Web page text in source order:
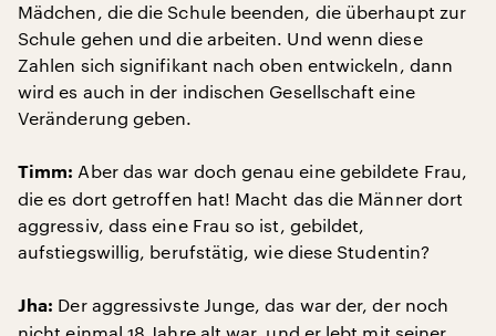
Mädchen, die die Schule beenden, die überhaupt zur
Schule gehen und die arbeiten. Und wenn diese
Zahlen sich signifikant nach oben entwickeln, dann
wird es auch in der indischen Gesellschaft eine
Veränderung geben.
Timm: Aber das war doch genau eine gebildete Frau,
die es dort getroffen hat! Macht das die Männer dort
aggressiv, dass eine Frau so ist, gebildet,
aufstiegswillig, berufstätig, wie diese Studentin?
Jha: Der aggressivste Junge, das war der, der noch